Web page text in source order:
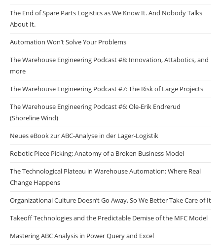
The End of Spare Parts Logistics as We Know It. And Nobody Talks
About It.
Automation Won’t Solve Your Problems
The Warehouse Engineering Podcast #8: Innovation, Attabotics, and
more
The Warehouse Engineering Podcast #7: The Risk of Large Projects
The Warehouse Engineering Podcast #6: Ole-Erik Endrerud
(Shoreline Wind)
Neues eBook zur ABC-Analyse in der Lager-Logistik
Robotic Piece Picking: Anatomy of a Broken Business Model
The Technological Plateau in Warehouse Automation: Where Real
Change Happens
Organizational Culture Doesn’t Go Away, So We Better Take Care of It
Takeoff Technologies and the Predictable Demise of the MFC Model
Mastering ABC Analysis in Power Query and Excel